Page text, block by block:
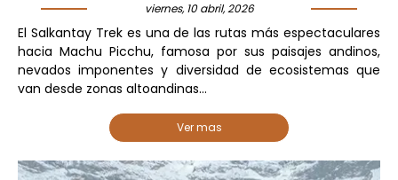
viernes, 10 abril, 2026
El Salkantay Trek es una de las rutas más espectaculares
hacia Machu Picchu, famosa por sus paisajes andinos,
nevados imponentes y diversidad de ecosistemas que
van desde zonas altoandinas...
Ver mas